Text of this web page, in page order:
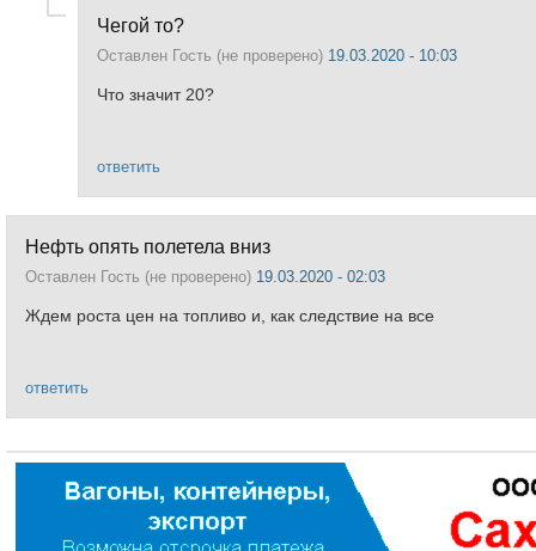
Чегой то?
Оставлен Гость (не проверено) 19.03.2020 - 10:03
Что значит 20?
ответить
Нефть опять полетела вниз
Оставлен Гость (не проверено) 19.03.2020 - 02:03
Ждем роста цен на топливо и, как следствие на все
ответить